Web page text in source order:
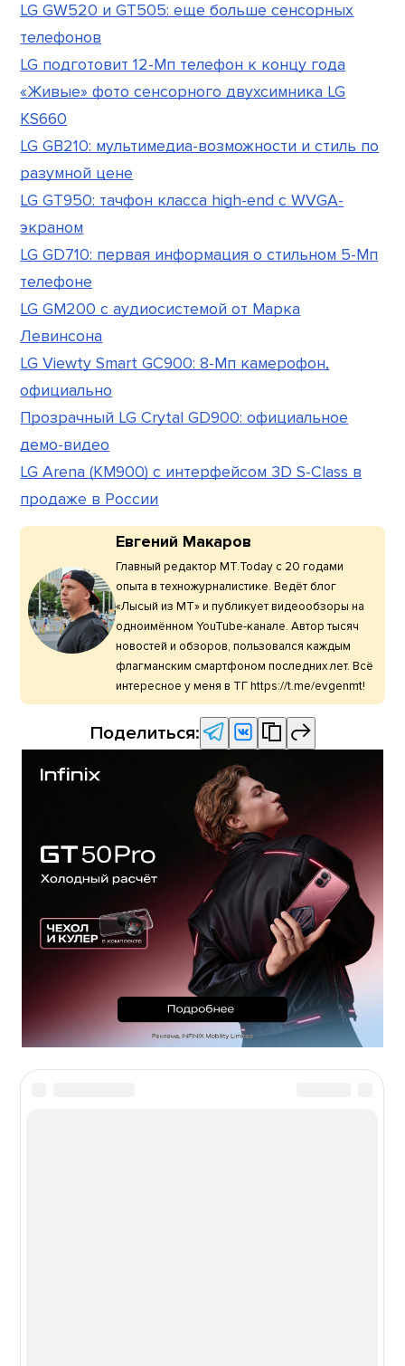
LG GW520 и GT505: еще больше сенсорных
телефонов
LG подготовит 12-Мп телефон к концу года
«Живые» фото сенсорного двухсимника LG
KS660
LG GB210: мультимедиа-возможности и стиль по
разумной цене
LG GT950: тачфон класса high-end с WVGA-
экраном
LG GD710: первая информация о стильном 5-Мп
телефоне
LG GM200 с аудиосистемой от Марка
Левинсона
LG Viewty Smart GC900: 8-Мп камерофон,
официально
Прозрачный LG Crytal GD900: официальное
демо-видео
LG Arena (KM900) с интерфейсом 3D S-Class в
продаже в России
Евгений Макаров
Главный редактор МТ.Today с 20 годами
опыта в техножурналистике. Ведёт блог
«Лысый из МТ» и публикует видеообзоры на
одноимённом YouTube-канале. Автор тысяч
новостей и обзоров, пользовался каждым
флагманским смартфоном последних лет. Всё
интересное у меня в ТГ https://t.me/evgenmt!
Поделиться: